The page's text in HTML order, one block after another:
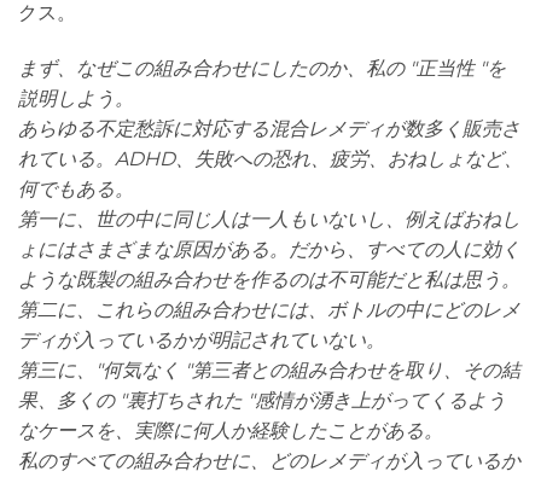
クス。
まず、なぜこの組み合わせにしたのか、私の "正当性 "を
説明しよう。
あらゆる不定愁訴に対応する混合レメディが数多く販売さ
れている。ADHD、失敗への恐れ、疲労、おねしょなど、
何でもある。
第一に、世の中に同じ人は一人もいないし、例えばおねし
ょにはさまざまな原因がある。だから、すべての人に効く
ような既製の組み合わせを作るのは不可能だと私は思う。
第二に、これらの組み合わせには、ボトルの中にどのレメ
ディが入っているかが明記されていない。
第三に、"何気なく "第三者との組み合わせを取り、その結
果、多くの "裏打ちされた "感情が湧き上がってくるよう
なケースを、実際に何人か経験したことがある。
私のすべての組み合わせに、どのレメディが入っているか